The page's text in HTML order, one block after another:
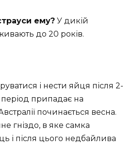
ему? У дикій
до 20 років.
і нести яйця після 2-
припадає на
починається весна.
гніздо, в яке самка
і після цього недбайлива